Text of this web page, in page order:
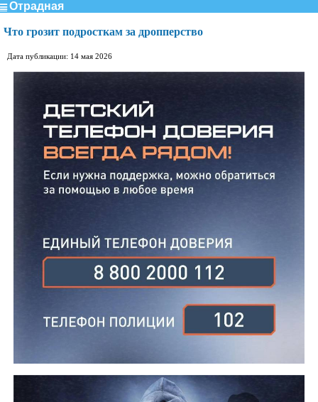
Отрадная
Что грозит подросткам за дропперство
Дата публикации: 14 мая 2026